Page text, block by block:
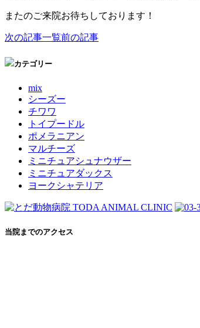
またのご来院お待ちしております！
次の記事一覧前の記事
カテゴリー
mix
シーズー
チワワ
トイプードル
ポメラニアン
マルチーズ
ミニチュアシュナウザー
ミニチュアダックス
ヨークシャテリア
当院までのアクセス